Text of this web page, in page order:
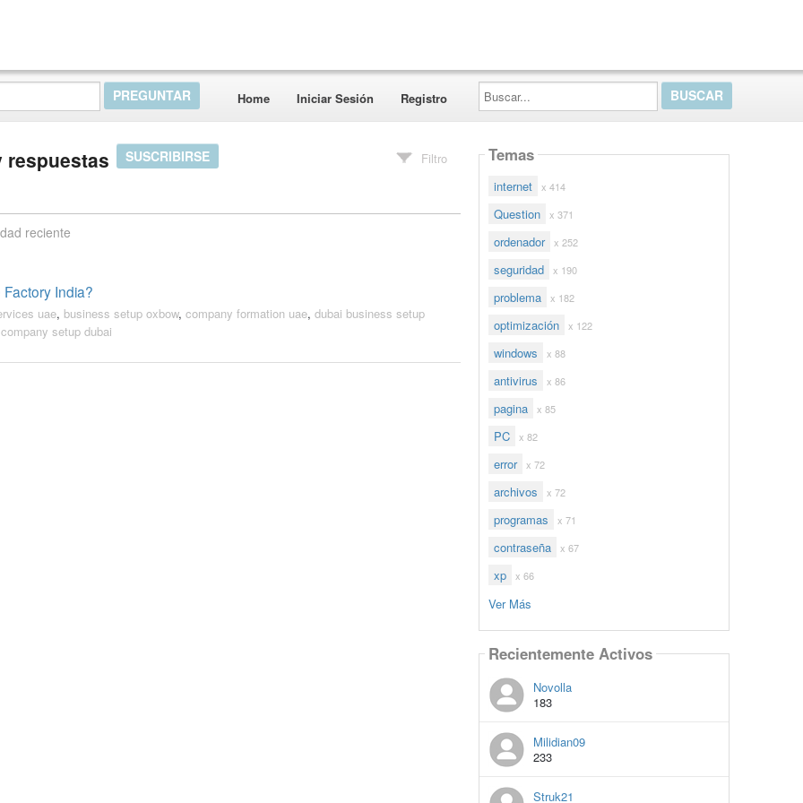
Home Iniciar Sesión Registro
Buscar...
respuestas SUSCRIBIRSE Filtro
reciente
India?
uae, business setup oxbow, company formation uae, dubai business setup
setup dubai
Temas
internet x 414
Question x 371
ordenador x 252
seguridad x 190
problema x 182
optimización x 122
windows x 88
antivirus x 86
pagina x 85
PC x 82
error x 72
archivos x 72
programas x 71
contraseña x 67
xp x 66
Ver Más
Recientemente Activos
Novolla
183
Milidian09
233
Struk21